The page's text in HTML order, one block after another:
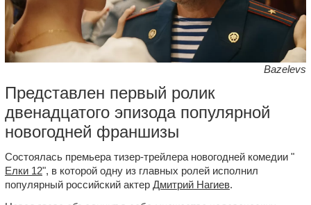
Bazelevs
Представлен первый ролик
двенадцатого эпизода популярной
новогодней франшизы
Состоялась премьера тизер-трейлера новогодней комедии "
Елки 12", в которой одну из главных ролей исполнил
популярный российский актер Дмитрий Нагиев.